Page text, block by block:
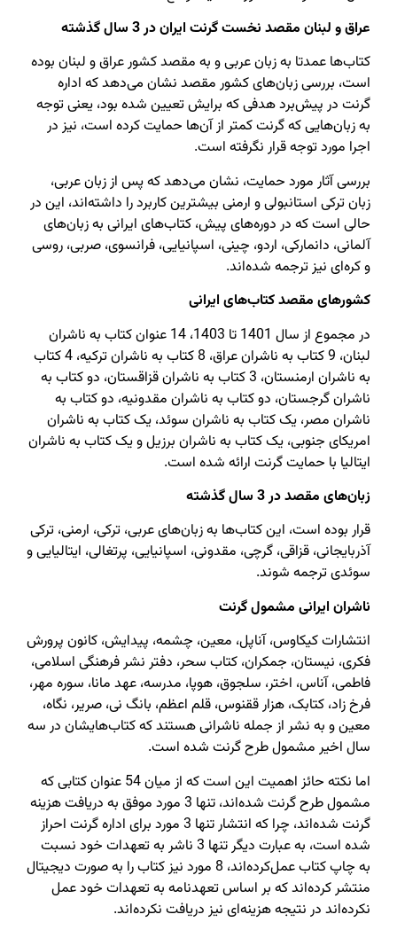
عراق و لبنان مقصد نخست گرنت ایران در 3 سال گذشته
کتاب‌ها عمدتا به زبان عربی و به مقصد کشور عراق و لبنان بوده
است،‌ بررسی زبان‌های کشور مقصد نشان می‌دهد که اداره
گرنت در پیش‌برد هدفی که برایش تعیین شده بود،‌ یعنی توجه
به زبان‌هایی که گرنت کمتر از آن‌ها حمایت کرده است‌، نیز در
اجرا مورد توجه قرار نگرفته است.
بررسی آثار مورد حمایت،‌ نشان می‌دهد که پس از زبان عربی،‌
زبان ترکی استانبولی و ارمنی بیشترین کاربرد را داشته‌اند،‌ این در
حالی است که در دوره‌های پیش‌، کتاب‌های ایرانی به زبان‌های
آلمانی، دانمارکی، اردو، چینی، اسپانیایی، فرانسوی، صربی، روسی
و کره‌ای نیز ترجمه شده‌اند.
کشورهای مقصد کتاب‌های ایرانی
در مجموع از سال 1401 تا 1403،‌ 14 عنوان کتاب به ناشران
لبنان،‌ 9 کتاب به ناشران عراق،‌ 8 کتاب به ناشران ترکیه،‌ 4 کتاب
به ناشران ارمنستان،‌ 3 کتاب به ناشران قزاقستان،‌ دو کتاب به
ناشران گرجستان،‌ دو کتاب به ناشران مقدونیه،‌ دو کتاب به
ناشران مصر،‌ یک کتاب به ناشران سوئد،‌ یک کتاب به ناشران
امریکای جنوبی‌‌‌، یک کتاب به ناشران برزیل و یک کتاب به ناشران
ایتالیا با حمایت گرنت ارائه شده است.
زبان‌های مقصد در 3 سال گذشته
قرار بوده است،‌ این کتاب‌ها به زبان‌های عربی‌، ترکی‌، ارمنی،‌ ترکی
آذربایجانی‌، قزاقی،‌ گرچی‌، مقدونی‌، اسپانیایی‌، پرتغالی، ایتالیایی و
سوئدی ترجمه شوند.
ناشران ایرانی مشمول گرنت
انتشارات کیکاوس، آناپل، معین، چشمه،‌ پیدایش‌، کانون پرورش
فکری‌، نیستان،‌ جمکران،‌ کتاب سحر،‌ دفتر نشر فرهنگی اسلامی،‌
فاطمی، آناس‌، اختر، سلجوق، هوپا، مدرسه، عهد مانا،‌ سوره مهر،
فرخ زاد، کتابک،‌ هزار ققنوس‌، قلم اعظم، بانگ نی، صریر، نگاه،
معین و به نشر از جمله ناشرانی هستند که کتاب‌هایشان در سه
سال اخیر مشمول طرح گرنت شده است.
اما نکته حائز اهمیت این است که از میان 54 عنوان کتابی که
مشمول طرح گرنت شده‌اند،‌ تنها 3 مورد موفق به دریافت هزینه
گرنت شده‌اند‌، چرا که انتشار تنها 3 مورد برای اداره گرنت احراز
شده است،‌ به عبارت دیگر تنها 3 ناشر به تعهدات خود نسبت
به چاپ کتاب عمل‌کرده‌اند،‌ 8 مورد نیز کتاب را به صورت دیجیتال
منتشر کرده‌اند که بر اساس تعهد‌نامه به تعهدات خود عمل
نکرده‌اند در نتیجه هزینه‌ای نیز دریافت نکرده‌اند.